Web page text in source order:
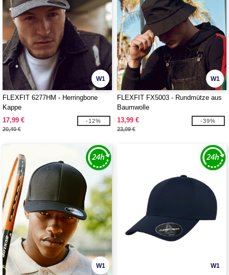
W1
FLEXFIT 6277HM - Herringbone
Kappe
17,99 €
20,40 €
-12%
W1
FLEXFIT FX5003 - Rundmütze aus
Baumwolle
13,99 €
23,09 €
-39%
W1 W1